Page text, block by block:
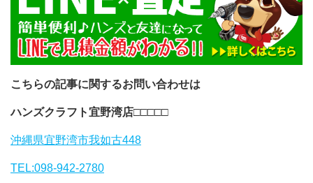
こちらの記事に関するお問い合わせは
ハンズクラフト宜野湾店□□□□□
沖縄県宜野湾市我如古448
TEL:098-942-2780